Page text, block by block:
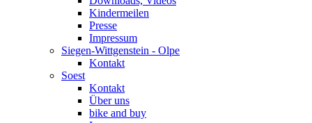
Kindermeilen
Presse
Impressum
Siegen-Wittgenstein - Olpe
Kontakt
Soest
Kontakt
Über uns
bike and buy